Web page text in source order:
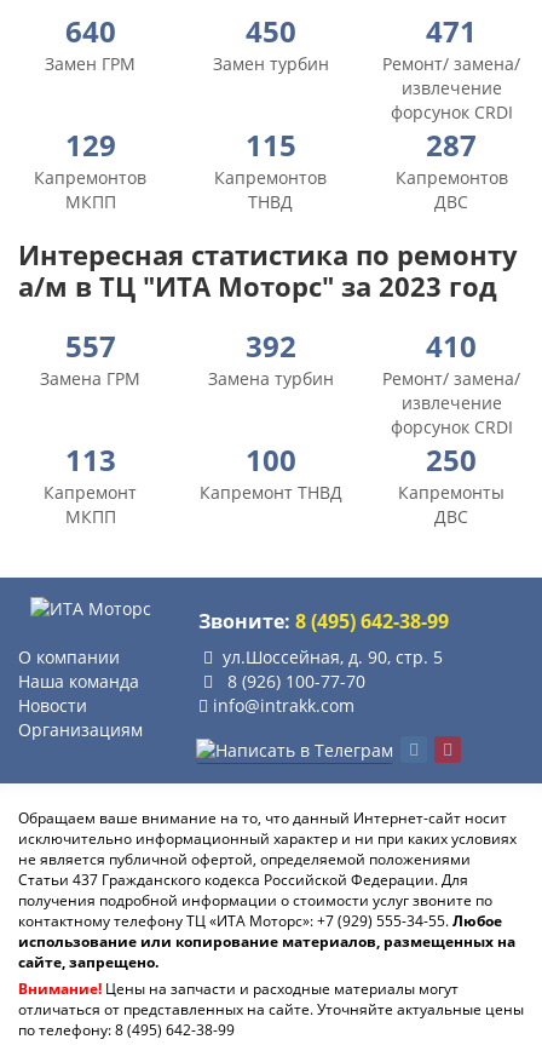
640
Замен ГРМ
450
Замен турбин
471
Ремонт/ замена/
извлечение
форсунок CRDI
129
Капремонтов
МКПП
115
Капремонтов
ТНВД
287
Капремонтов
ДВС
Интересная статистика по ремонту
а/м в ТЦ "ИТА Моторс" за 2023 год
557
Замена ГРМ
392
Замена турбин
410
Ремонт/ замена/
извлечение
форсунок CRDI
113
Капремонт
МКПП
100
Капремонт ТНВД
250
Капремонты
ДВС
Звоните:8 (495) 642-38-99
О компании
Наша команда
Новости
Организациям
ул.Шоссейная, д. 90, стр. 5
8 (926) 100-77-70
info@intrakk.com
Обращаем ваше внимание на то, что данный Интернет-сайт носит
исключительно информационный характер и ни при каких условиях
не является публичной офертой, определяемой положениями
Статьи 437 Гражданского кодекса Российской Федерации. Для
получения подробной информации о стоимости услуг звоните по
контактному телефону ТЦ «ИТА Моторс»:+7 (929) 555-34-55.Любое
использование или копирование материалов, размещенных на
сайте, запрещено.
Внимание! Цены на запчасти и расходные материалы могут
отличаться от представленных на сайте. Уточняйте актуальные цены
по телефону:8 (495) 642-38-99